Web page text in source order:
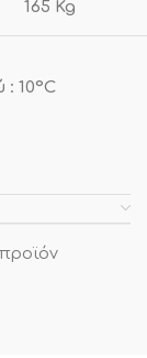
165 Kg
10°C